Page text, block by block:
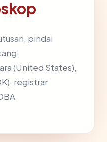
pindai
(United States),
registrar